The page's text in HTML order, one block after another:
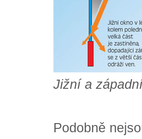
Jižní a
Podobně